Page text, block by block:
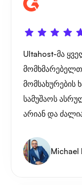
Ultahost-მა
მომსახურების
სამუშაოს
არიან და
Michael